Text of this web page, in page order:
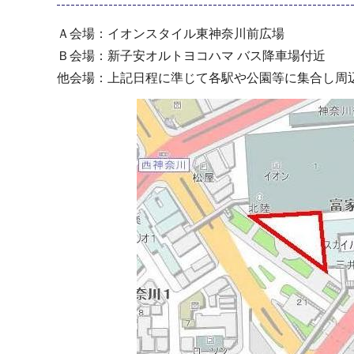
Ａ会場：イオンスタイル東神奈川前広場
Ｂ会場：新子安オルトヨコハマ バス降車場付近
他会場：上記日程に準じて各駅や公園等に集合し周